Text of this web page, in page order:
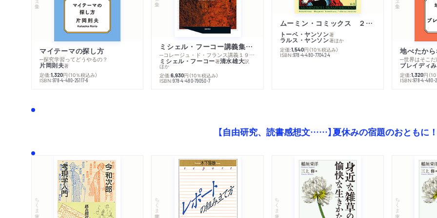
マイテーマの探し方
─探究学習ってどうやるの？
片岡則夫著
定価:1,320円 （10％税込み）
ISBN:978-4-480-25117-6
ミシェル・フーコー講義集成１０ 主体性と真理
─コレージュ・ド・フランス講義１９８０－１９８１年度
ミシェル・フーコー著清水雄大訳
ほか
定価:6,930円 （10％税込み）
ISBN:978-4-480-79050-7
ムーミン・コミックス ２ あこがれの遠い土地
トーベ・ヤンソン著
ラルス・ヤンソン著ほか
定価:1,540円 （10％税込み）
ISBN:978-4-480-77042-4 地べたか
─世界はそこ
ブレイディ
定価:1,320円 （
ISBN:978-4-480-
【自由研究、読書感想文……】夏休みの宿題のおともに
ちくま文庫 ちくま学芸文庫 ちくま文庫 ちくま文庫